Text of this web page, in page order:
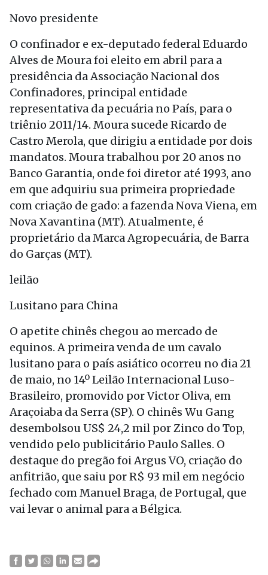
Novo presidente
O confinador e ex-deputado federal Eduardo
Alves de Moura foi eleito em abril para a
presidência da Associação Nacional dos
Confinadores, principal entidade
representativa da pecuária no País, para o
triênio 2011/14. Moura sucede Ricardo de
Castro Merola, que dirigiu a entidade por dois
mandatos. Moura trabalhou por 20 anos no
Banco Garantia, onde foi diretor até 1993, ano
em que adquiriu sua primeira propriedade
com criação de gado: a fazenda Nova Viena, em
Nova Xavantina (MT). Atualmente, é
proprietário da Marca Agropecuária, de Barra
do Garças (MT).
leilão
Lusitano para China
O apetite chinês chegou ao mercado de
equinos. A primeira venda de um cavalo
lusitano para o país asiático ocorreu no dia 21
de maio, no 14º Leilão Internacional Luso-
Brasileiro, promovido por Victor Oliva, em
Araçoiaba da Serra (SP). O chinês Wu Gang
desembolsou US$ 24,2 mil por Zinco do Top,
vendido pelo publicitário Paulo Salles. O
destaque do pregão foi Argus VO, criação do
anfitrião, que saiu por R$ 93 mil em negócio
fechado com Manuel Braga, de Portugal, que
vai levar o animal para a Bélgica.